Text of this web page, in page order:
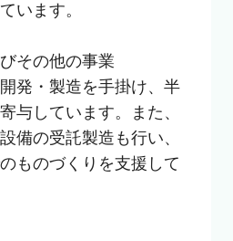
います。
その他の事業
発・製造を手掛け、半
与しています。また、
備の受託製造も行い、
ものづくりを支援して